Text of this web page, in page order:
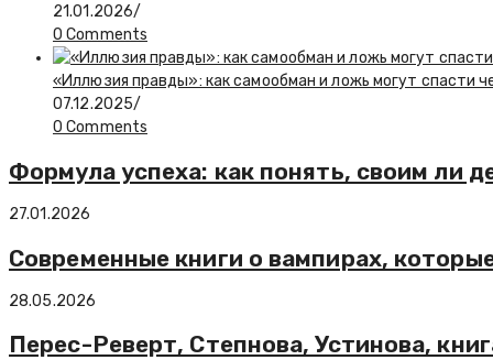
21.01.2026/
0 Comments
«Иллюзия правды»: как самообман и ложь могут спасти
07.12.2025/
0 Comments
Формула успеха: как понять, своим ли
27.01.2026
Современные книги о вампирах,
28.05.2026
Перес-Реверт, Степнова, Устинова,